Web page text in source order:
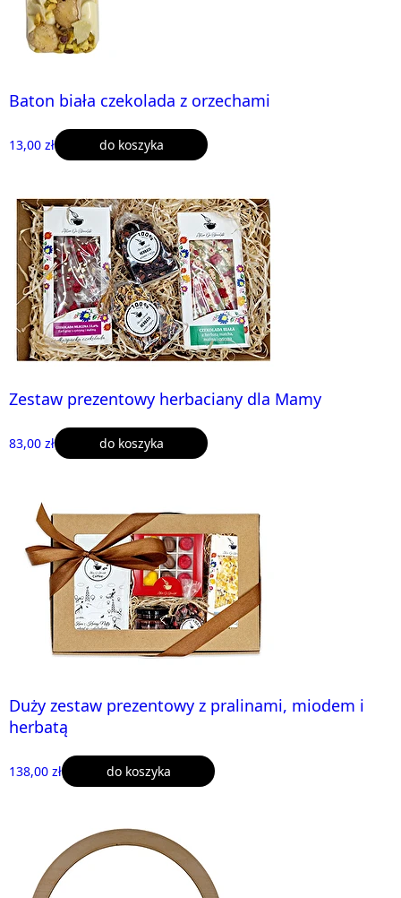
Baton biała czekolada z orzechami
13,00 zł do koszyka
Zestaw prezentowy herbaciany dla Mamy
83,00 zł do koszyka
Duży zestaw prezentowy z pralinami, miodem i
herbatą
138,00 zł do koszyka